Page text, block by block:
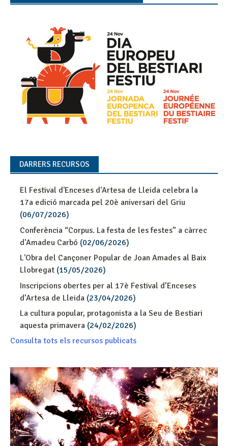
DARRERS RECURSOS
El Festival d'Enceses d'Artesa de Lleida celebra la
17a edició marcada pel 20è aniversari del Griu
(06/07/2026)
Conferència “Corpus. La festa de les festes” a càrrec
d'Amadeu Carbó (02/06/2026)
L'Obra del Cançoner Popular de Joan Amades al Baix
Llobregat (15/05/2026)
Inscripcions obertes per al 17è Festival d’Enceses
d’Artesa de Lleida (23/04/2026)
La cultura popular, protagonista a la Seu de Bestiari
aquesta primavera (24/02/2026)
Consulta tots els recursos publicats